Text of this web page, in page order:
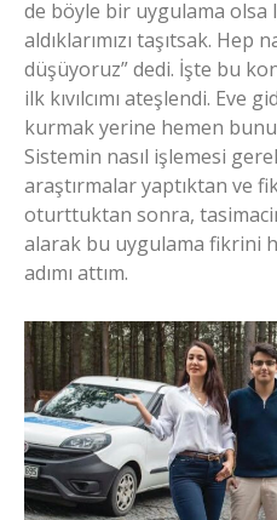
de böyle bir uygulama olsa
aldıklarımızı taşıtsak. Hep
düşüyoruz” dedi. İşte bu
ilk kıvılcımı ateşlendi. Eve
kurmak yerine hemen
Sistemin nasıl işlemesi
araştırmalar yaptıktan ve
oturttuktan sonra,
alarak bu uygulama fikrini
adımı attım.